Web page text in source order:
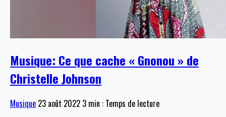
Musique: Ce que cache « Gnonou » de
Christelle Johnson
Musique 23 août 2022 3 min : Temps de lecture